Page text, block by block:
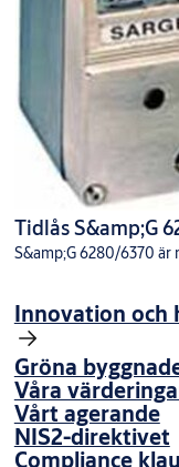
Tidlås S&amp;G
S&amp;G 6280/6370 är
Innovation och
Gröna
Våra
Vårt agerande
NIS2-direktivet
Compliance